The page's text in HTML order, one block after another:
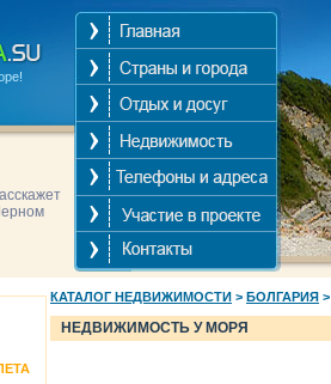
КАТАЛОГ НЕДВИЖИМОСТИ > БОЛГАРИЯ
НЕДВИЖИМОСТЬ У МОРЯ